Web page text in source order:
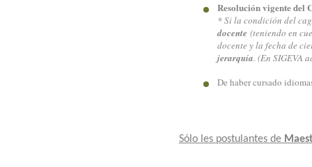
Resolución vigente del
* Si la condición del
docente (teniendo en
docente y la fecha de
jerarquía. (En SIGEVA
De haber cursado
Sólo les postulantes de